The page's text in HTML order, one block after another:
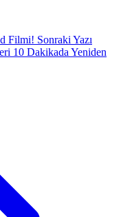
Filmi! Sonraki Yazı
10 Dakikada Yeniden